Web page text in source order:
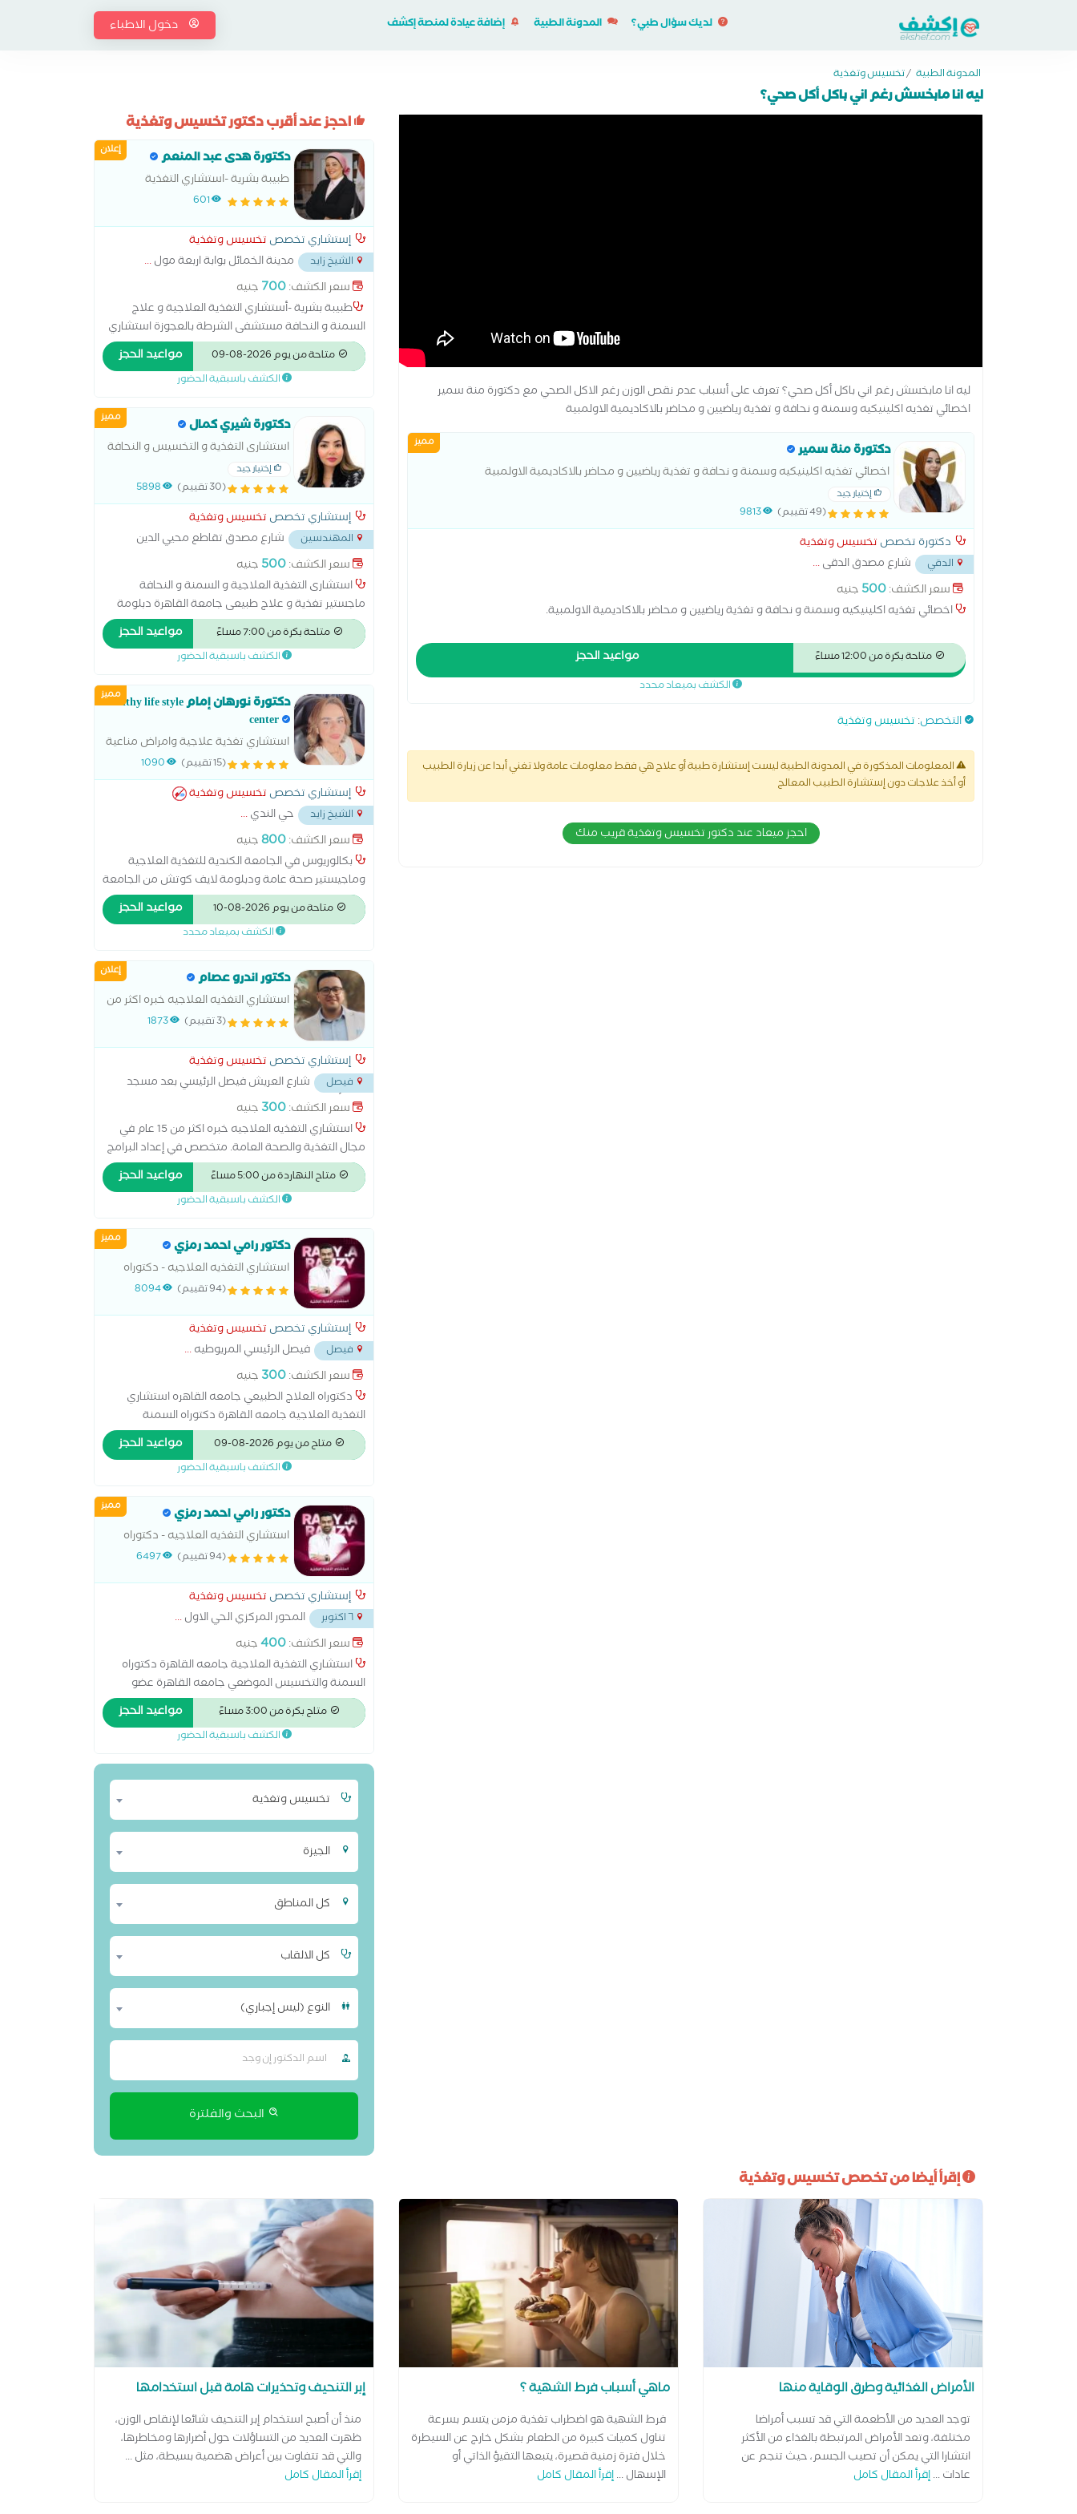
لديك سؤال طبي؟ المدونة الطبية إضافة عيادة لمنصة إكشف دخول الاطباء
المدونة الطبية /تخسيس وتغذية
ليه انا مابخسش رغم اني باكل أكل صحي؟
ليه انا مابخسش رغم اني باكل أكل صحي؟ تعرف على أسباب عدم نقص الوزن رغم الاكل الصحي مع دكتورة منة سمير
اخصائي تغذيه اكلينيكيه وسمنة و نحافة و تغذية رياضيين و محاضر بالاكاديمية الاولمبية
مميز دكتورة منة سمير
اخصائي تغذيه اكلينيكيه وسمنة و نحافة و تغذية رياضيين و محاضر بالاكاديمية الاولمبية
إختيار جيد
(49 تقييم) 9813
دكتورة تخصص تخسيس وتغذية
الدقي شارع مصدق الدقى...
سعر الكشف:500 جنيه
اخصائي تغذيه اكلينيكيه وسمنة و نحافة و تغذية رياضيين و محاضر بالاكاديمية الاولمبية.
متاحة بكرة من 12:00 مساءً مواعيد الحجز
الكشف بميعاد محدد
التخصص: تخسيس وتغذية
المعلومات المذكورة في المدونة الطبية ليست إستشارة طبية أو علاج هي فقط معلومات عامة ولا تغني أبدا عن زيارة الطبيب
أو أخذ علاجات دون إستشارة الطبيب المعالج
احجز ميعاد عند دكتور تخسيس وتغذية قريب منك
احجز عند أقرب دكتور تخسيس وتغذية
إعلان دكتورة هدى عبد المنعم
طبيبة بشرية -استشاري التغذية
العلاجية و علاج السمنة و النحافة
البورد المصرية للتغذية العلاجية
601
إستشاري تخصص تخسيس وتغذية
الشيخ زايد مدينة الخمائل بوابة اربعة مول...
سعر الكشف:700 جنيه
‎طبيبة بشرية -أستشاري التغذية العلاجية و علاج
السمنة و النحافة مستشفى الشرطة بالعجوزة استشاري
التغذية العلاجية مستشفى الوادي - استشاري التغذية
العلاجية -مركز قدرات للعلاج الطبيعي و التأهيل. عضو
الجمعية المصرية للتغذية الطبية (الاجسبن)
متاحة من يوم 2026-08-09 مواعيد الحجز
الكشف باسبقية الحضور
مميز دكتورة شيري كمال
استشارى التغذية و التخسيس و النحافة
إختيار جيد
(30 تقييم) 5898
إستشاري تخصص تخسيس وتغذية
المهندسين
شارع مصدق تقاطع محيي الدين
ابو العز...
سعر الكشف:500 جنيه
استشارى التغذية العلاجية و السمنة و النحافة
ماجستير تغذية و علاج طبيعى جامعة القاهرة دبلومة
التغذية المعهد القومى للتغذية هيئة المعاهد التعليمية
البورد الامريكى للتغذية العلاجية و علاج امراض السمنة و
متاحة بكرة من 7:00 مساءً مواعيد الحجز
الكشف باسبقية الحضور
مميز
دكتورة نورهان إمام Healthy life style
center
استشاري تغذية علاجية وامراض مناعية
وحالات تكيسات المبيض وبطانة الرحم
المهاجرة والحقن المجهري ومقاومة
الأنسولين وحالات الصرع والكبد الدهني
وارتشاح الامعاء
(15 تقييم) 1090
إستشاري تخصص تخسيس وتغذية
الشيخ زايد حي الندي...
سعر الكشف:800جنيه
بكالوريوس في الجامعة الكندية للتغذية العلاجية
وماجيستير صحة عامة ودبلومة لايف كوتش من الجامعة
الألمانية وعضو الجمعية المصرية للتغذية ESNOوعضو
الجمعية المصرية للحقن المجهريوصحة المراة ESEGO
وشهادة سكوب المعتمدة في المنة والنحافة
متاحة من يوم 2026-08-10 مواعيد الحجز
الكشف بميعاد محدد
إعلان دكتور اندرو عصام
استشاري التغذيه العلاجيه خبره اكثر من
15 عام في مجال التغذية والصحة
الغذائية المخصصة لتحسين نمط الحياة،
وإنقاص الوزن بطريقة صحية،
(3 تقييم) 1873
إستشاري تخصص تخسيس وتغذية
فيصل
شارع العريش فيصل الرئيسي بعد مسجد
التوحيد أمام مول الثريا... سعر الكشف:300 جنيه
استشاري التغذيه العلاجيه خبره اكثر من 15 عام في
مجال التغذية والصحة العامة. متخصص في إعداد البرامج
الغذائية المخصصة لتحسين نمط الحياة، وإنقاص الوزن
بطريقة صحية، وبناء الكتلة العضلية، بالإضافة إلى التعامل
مع الحالات المرضية مثل السمنة، النحافة، السكري،
متاح النهاردة من 5:00 مساءً مواعيد الحجز
الكشف باسبقية الحضور
مميز دكتور رامي احمد رمزي
استشاري التغذيه العلاجيه - دكتوراه
العلاج الطبيعي جامعه القاهره
(94 تقييم) 8094
إستشاري تخصص تخسيس وتغذية
فيصل فيصل الرئيسي المريوطيه...
سعر الكشف:300 جنيه
دكتوراه العلاج الطبيعي جامعه القاهره استشاري
التغذية العلاجية جامعه القاهرة دكتوراه السمنة
والتخسيس الموضعي جامعه القاهرة عضو الجمعية
الامريكية لدراسة السمنة تخلص من الدهون بدون جراحة
باحدث الاجهزه العالميه علاج حالات السمنة عند الأطفال
متاح من يوم 2026-08-09 مواعيد الحجز
الكشف باسبقية الحضور
مميز دكتور رامي احمد رمزي
استشاري التغذيه العلاجيه - دكتوراه
العلاج الطبيعي جامعه القاهره
(94 تقييم) 6497
إستشاري تخصص تخسيس وتغذية
المحور المركزي الحي الاول...
سعر الكشف:400جنيه
استشاري التغذية العلاجية جامعه القاهرة دكتوراه
السمنة والتخسيس الموضعي جامعه القاهرة عضو
الجمعية الامريكية لدراسة السمنة تخلص من الدهون
بدون جراحة باحدث الاجهزه العالميه علاج حالات السمنة
عند الأطفال علاج حالات النحافة
متاح بكرة من 3:00 مساءً مواعيد الحجز
الكشف باسبقية الحضور
تخسيس وتغذية
الجيزة
كل المناطق
كل الالقاب
النوع (ليس إجباري)
البحث والفلترة
إقرأ أيضا من تخصص تخسيس وتغذية
الأمراض الغذائية وطرق الوقاية منها
توجد العديد من الأطعمة التي قد تسبب أمراضا
مختلفة، وتعد الأمراض المرتبطة بالغذاء من الأكثر
انتشارا التي يمكن أن تصيب الجسم، حيث تنجم عن
عادات ...إقرأ المقال كامل
ماهي أسباب فرط الشهية ؟
فرط الشهية هو اضطراب تغذية مزمن يتسم بسرعة
تناول كميات كبيرة من الطعام بشكل خارج عن السيطرة
خلال فترة زمنية قصيرة، يتبعها التقيؤ الذاتي أو
الإسهال ...إقرأ المقال كامل
إبر التنحيف وتحذيرات هامة قبل استخدامها
منذ أن أصبح استخدام إبر التنحيف شائعا لإنقاص الوزن،
ظهرت العديد من التساؤلات حول أضرارها ومخاطرها،
والتي قد تتفاوت بين أعراض هضمية بسيطة، مثل ...
إقرأ المقال كامل